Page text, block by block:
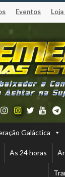
Eventos
Galáctica
As 24 horas